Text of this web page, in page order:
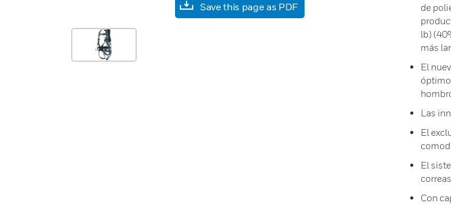
Save this page as PDF
de
lb)
más
El
Las
El
El
Con